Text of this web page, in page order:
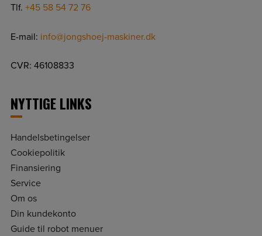
Tlf. +45 58 54 72 76
E-mail: info@jongshoej-maskiner.dk
CVR: 46108833
NYTTIGE LINKS
Handelsbetingelser
Cookiepolitik
Finansiering
Service
Om os
Din kundekonto
Guide til robot menuer